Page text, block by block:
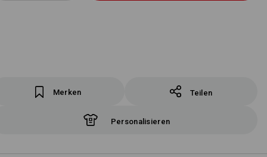
Merken Teilen
Personalisieren